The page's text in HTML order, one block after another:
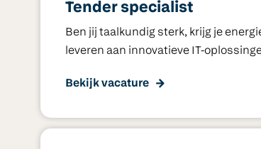
Tender specialist
Ben jij taalkundig sterk, krijg je
leveren aan innovatieve IT-
Bekijk vacature